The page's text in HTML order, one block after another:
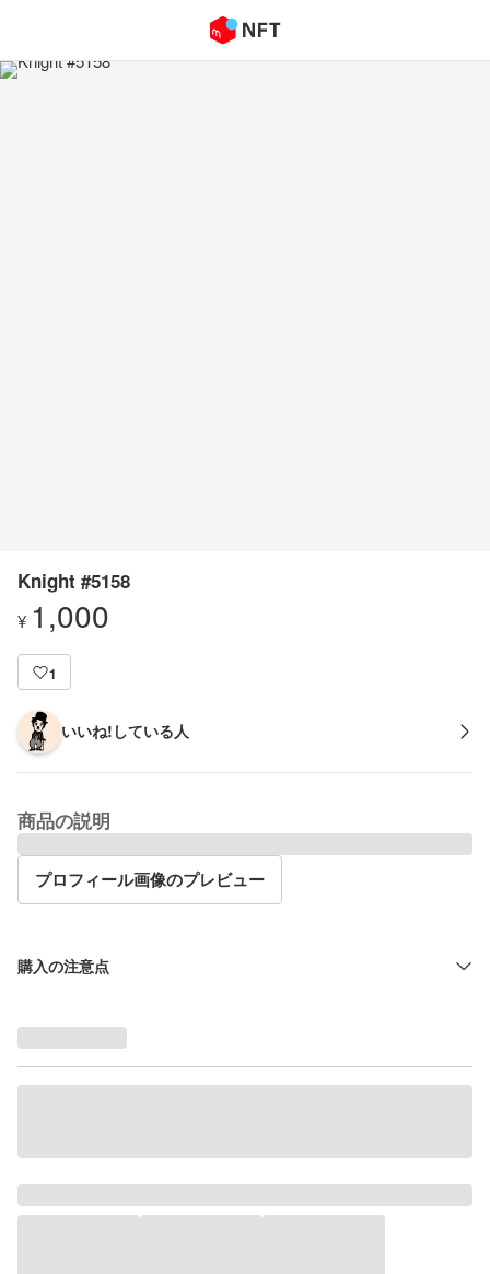
Knight #5158
¥ 1,000
1
いいね!している人
商品の説明
プロフィール画像のプレビュー
購入の注意点